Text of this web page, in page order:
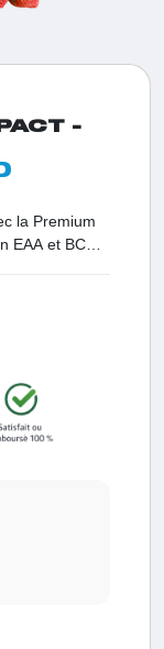
-
la Premium
et BCAA
durable. Sa
pour vos